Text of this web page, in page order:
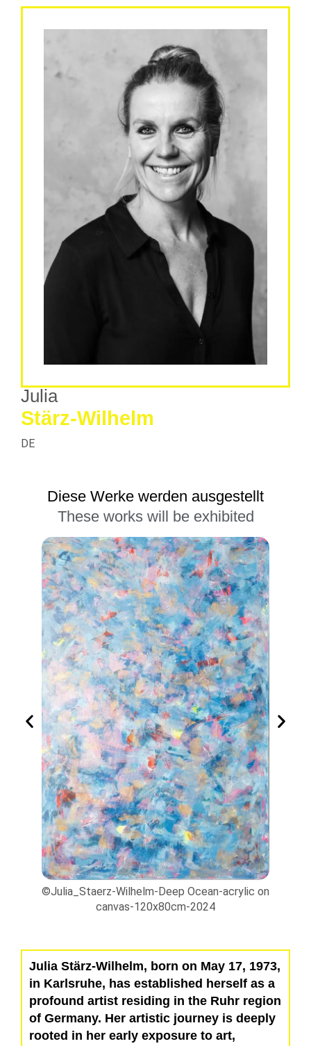
Julia
Stärz-Wilhelm
DE
Diese Werke werden ausgestellt
These works will be exhibited
©Julia_Staerz-Wilhelm-Metamorphose-acrylic
on canvas-80x100cm-2025
Julia Stärz-Wilhelm, born on May 17, 1973,
in Karlsruhe, has established herself as a
profound artist residing in the Ruhr region
of Germany. Her artistic journey is deeply
rooted in her early exposure to art,